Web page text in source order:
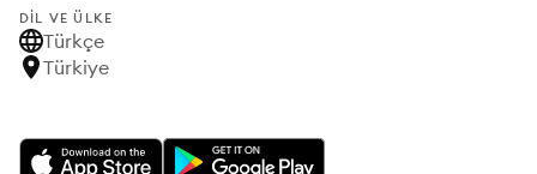
DIL VE ÜLKE
Türkçe
Türkiye